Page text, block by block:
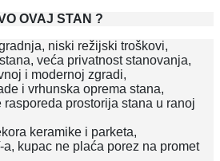
OVAJ STAN ?
niski režijski troškovi,
veća privatnost stanovanja,
i modernoj zgradi,
i vrhunska oprema stana,
prostorija stana u ranoj
keramike i parketa,
kupac ne plaća porez na promet